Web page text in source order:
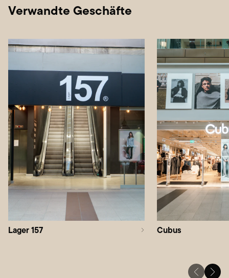
Verwandte Geschäfte
Lager 157 Cubus